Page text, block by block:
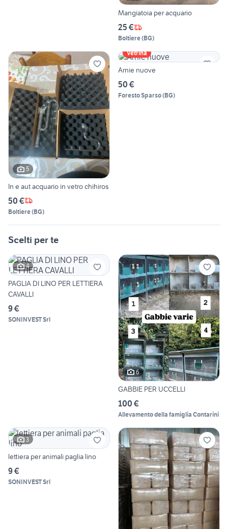
Mangiatoia per acquario
25 €
Boltiere(BG)
5
In e aut acquario in vetro chihiros
50 €
Boltiere(BG)
Vetrina
Arnie nuove
50 €
Foresto Sparso(BG)
Scelti per te
4
PAGLIA DI LINO PER LETTIERA
CAVALLI
9 €
SONINVEST Srl
6
GABBIE PER UCCELLI
100 €
Allevamento della famiglia Contarini
3
lettiera per animali paglia lino
9 €
SONINVEST Srl